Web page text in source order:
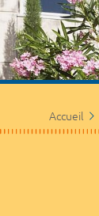
Accueil